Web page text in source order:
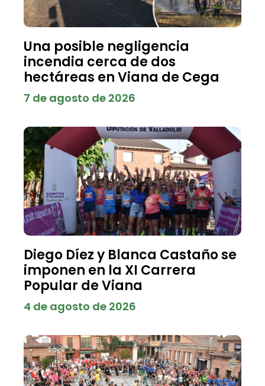
Una posible negligencia
incendia cerca de dos
hectáreas en Viana de Cega
7 de agosto de 2026
Diego Díez y Blanca Castaño se
imponen en la XI Carrera
Popular de Viana
4 de agosto de 2026